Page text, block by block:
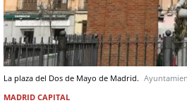
La plaza del Dos de Mayo de Madrid.
MADRID CAPITAL